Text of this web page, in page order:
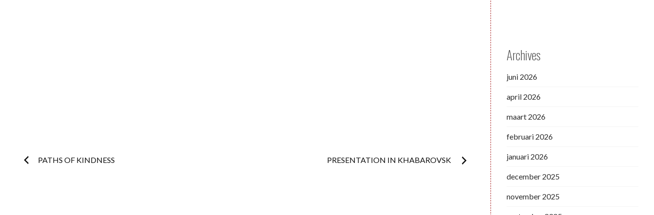
Post
PATHS OF KINDNESS PRESENTATION IN KHABAROVSK
Archives
juni 2026
april 2026
maart 2026
februari 2026
januari 2026
december 2025
november 2025